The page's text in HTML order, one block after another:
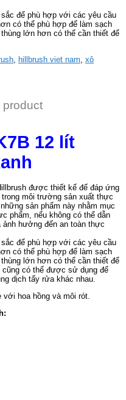
để phù hợp với các yêu cầu
có thể phù hợp để làm sạch
lớn hơn có thể cần thiết để
hillbrush viet nam xô
product
12 lít
được thiết kế để đáp ứng
môi trường sản xuất thực
sản phẩm này nhằm mục
phẩm, nếu không có thể dẫn
hưởng đến an toàn thực
để phù hợp với các yêu cầu
có thể phù hợp để làm sạch
lớn hơn có thể cần thiết để
có thể được sử dụng để
dịch tẩy rửa khác nhau.
với hoa hồng và môi rót.